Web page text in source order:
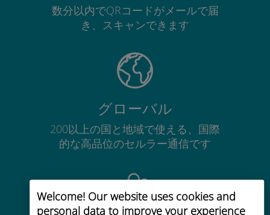
Welcome! Our website uses cookies and
personal data to improve your experience
数分以内でQRコードがメールで届
き、スキャンできます
グローバル
200以上の国と地域で使える、国際
的な高品位のセルラー通信です